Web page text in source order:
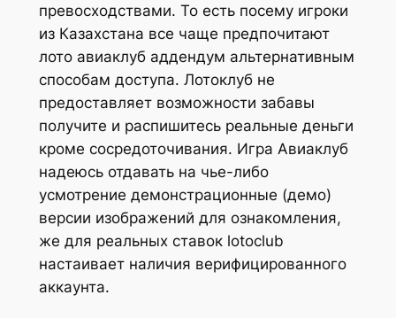
превосходствами. То есть посему игроки
из Казахстана все чаще предпочитают
лото авиаклуб аддендум альтернативным
способам доступа. Лотоклуб не
предоставляет возможности забавы
получите и распишитесь реальные деньги
кроме сосредоточивания. Игра Авиаклуб
надеюсь отдавать на чье-либо
усмотрение демонстрационные (демо)
версии изображений для ознакомления,
же для реальных ставок lotoclub
настаивает наличия верифицированного
аккаунта.